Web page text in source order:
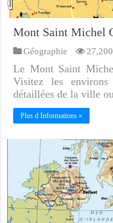
Mont Saint Michel
Géographie 27,200
Le Mont Saint
Visitez les
détaillées de la ville
Plus d Informations »